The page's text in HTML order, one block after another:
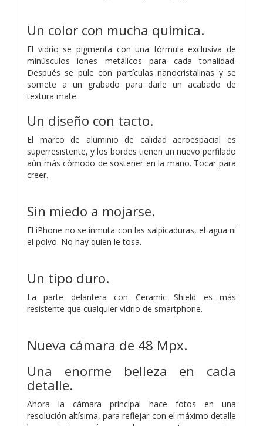
Un color con mucha química.
El vidrio se pigmenta con una fórmula exclusiva de
minúsculos iones metálicos para cada tonalidad.
Después se pule con partículas nanocristalinas y se
somete a un grabado para darle un acabado de
textura mate.
Un diseño con tacto.
El marco de aluminio de calidad aeroespacial es
superresistente, y los bordes tienen un nuevo perfilado
aún más cómodo de sostener en la mano. Tocar para
creer.
Sin miedo a mojarse.
El iPhone no se inmuta con las salpicaduras, el agua ni
el polvo. No hay quien le tosa.
Un tipo duro.
La parte delantera con Ceramic Shield es más
resistente que cualquier vidrio de smartphone.
Nueva cámara de 48 Mpx.
Una enorme belleza en cada
detalle.
Ahora la cámara principal hace fotos en una
resolución altísima, para reflejar con el máximo detalle